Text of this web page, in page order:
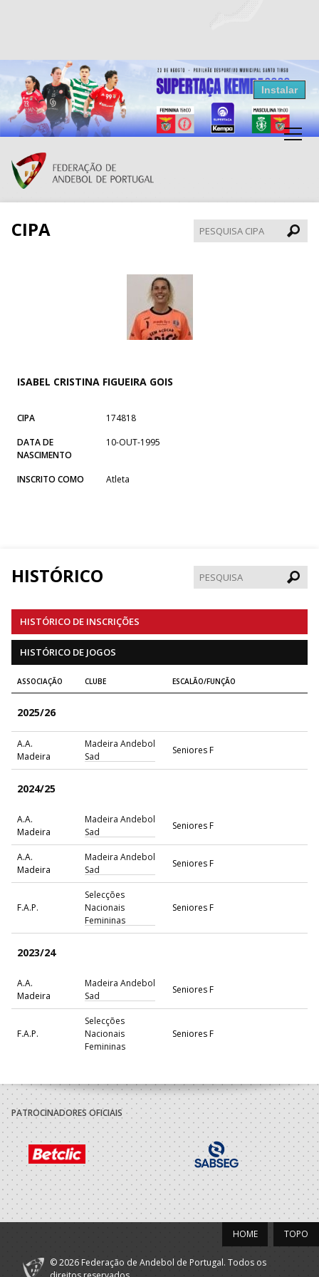
Resultados Andebol
Federação de Andebol de Portugal
Grátis - Disponivel na Play Store
Instalar
CIPA
CIPA
ISABEL CRISTINA FIGUEIRA GOIS
CIPA
174818
DATA DE
NASCIMENTO
10-OUT-1995
INSCRITO COMO Atleta
HISTÓRICO
HISTÓRICO DE INSCRIÇÕES
HISTÓRICO DE JOGOS
ASSOCIAÇÃO CLUBE ESCALÃO/FUNÇÃO
2025/26
A.A.
Madeira
Madeira Andebol
Sad
Seniores F
2024/25
A.A.
Madeira
Madeira Andebol
Sad
Seniores F
A.A.
Madeira
Madeira Andebol
Sad
Seniores F
F.A.P.
Selecções
Nacionais
Femininas
Seniores F
2023/24
A.A.
Madeira
Madeira Andebol
Sad
Seniores F
F.A.P.
Selecções
Nacionais
Femininas
Seniores F
A.A.
Madeira
Madeira Andebol
Sad
Seniores F
F.A.P.
Selecções
Nacionais
Femininas
Seniores F
2021/22
Femininas
PATROCINADORES OFICIAIS
TOPO
HOME
© 2026 Federação de Andebol de Portugal. Todos os